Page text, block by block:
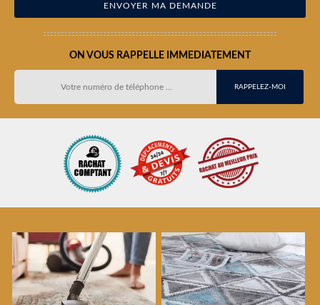
ON VOUS RAPPELLE IMMEDIATEMENT